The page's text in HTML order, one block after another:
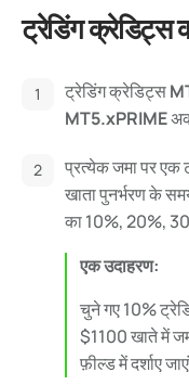
ट्रेडिंग क्रेडिट्स
ट्रेडिंग क्रेडिट्स
MT5.xPRIME
प्रत्येक जमा पर एक
खाता पुनर्भरण के
का 10%, 20%,
एक उदाहरण:
चुने गए 10%
$1100 खाते में
फ़ील्ड में दर्शाए